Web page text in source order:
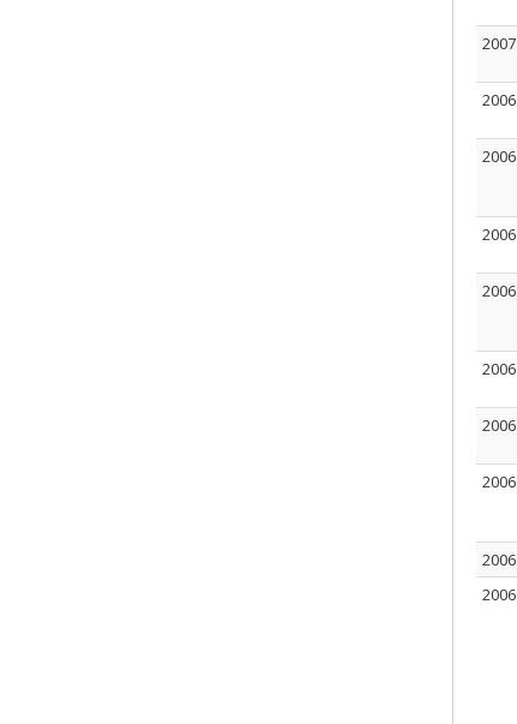
2007
2006
2006
2006
2006
2006
2006
2006
2006
2006